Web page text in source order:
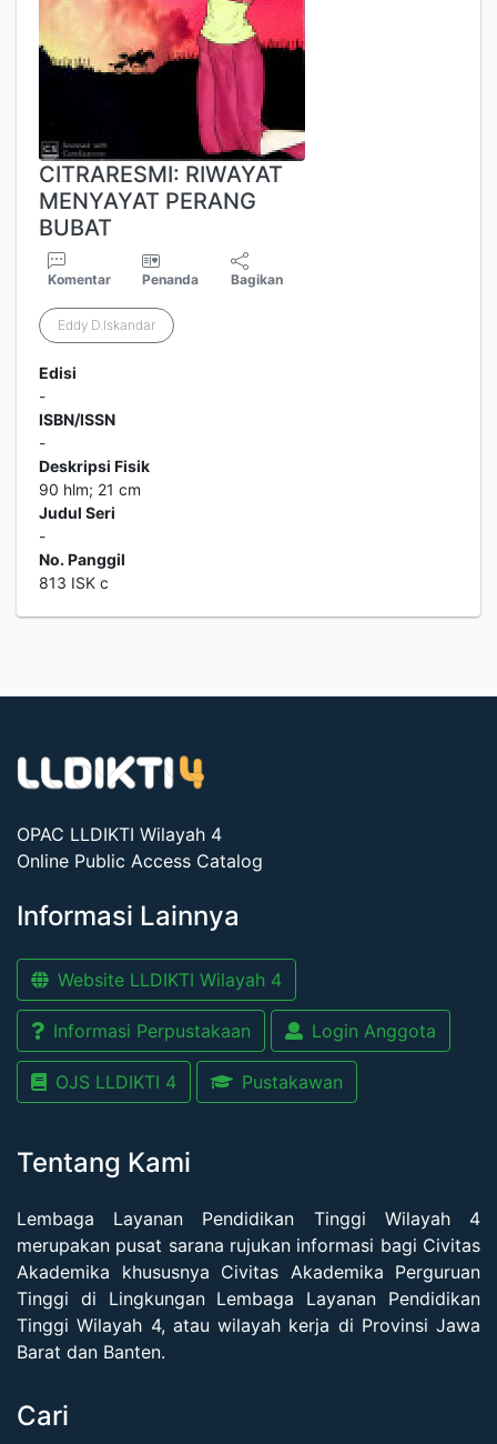
CITRARESMI: RIWAYAT
MENYAYAT PERANG
BUBAT
Komentar Penanda Bagikan
Eddy D.Iskandar
Edisi
-
ISBN/ISSN
-
Deskripsi Fisik
90 hlm; 21 cm
Judul Seri
-
No. Panggil
813 ISK c
OPAC LLDIKTI Wilayah 4
Online Public Access Catalog
Informasi Lainnya
Website LLDIKTI Wilayah 4
Informasi Perpustakaan Login Anggota
OJS LLDIKTI 4 Pustakawan
Tentang Kami
Lembaga Layanan Pendidikan Tinggi Wilayah 4
merupakan pusat sarana rujukan informasi bagi Civitas
Akademika khususnya Civitas Akademika Perguruan
Tinggi di Lingkungan Lembaga Layanan Pendidikan
Tinggi Wilayah 4, atau wilayah kerja di Provinsi Jawa
Barat dan Banten.
Cari